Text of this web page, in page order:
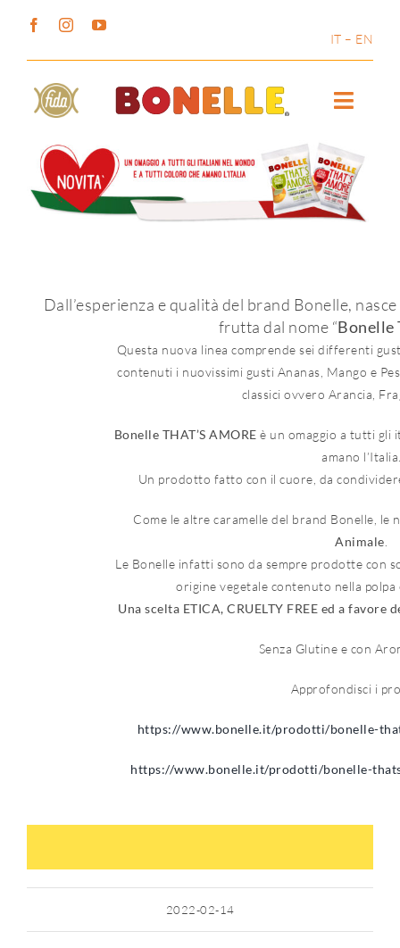
IT – EN
Toggle
I Prodotti
La Storia
Social Wall
Shop Online
Dall’esperienza e qualità del brand Bonelle,
frutta dal nome “Bonelle
Questa nuova linea comprende sei differenti
contenuti i nuovissimi gusti Ananas, Mango e
classici ovvero Arancia,
Bonelle THAT’S AMORE è un omaggio a tutti gli
amano
Un prodotto fatto con il cuore, da
Come le altre caramelle del brand Bonelle, le
Animale
Le Bonelle infatti sono da sempre prodotte con
origine vegetale contenuto nella
Una scelta ETICA, CRUELTY FREE ed a favore
Senza Glutine e con
Approfondisci i
https://www.bonelle.it/prodotti/bonelle-
https://www.bonelle.it/prodotti/bonelle-
2022-02-14